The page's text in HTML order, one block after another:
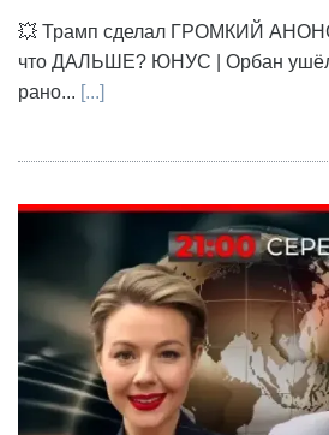
💥 Трамп сделал ГРОМКИЙ АНОНС
что ДАЛЬШЕ? ЮНУС | Орбан
рано... [...]